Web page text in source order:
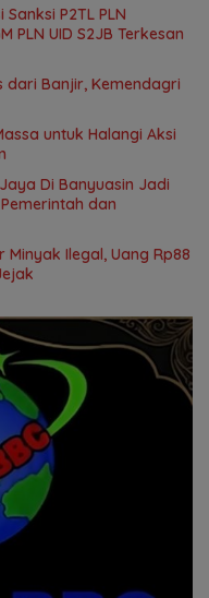
P2TL PLN
PLN UID S2JB Terkesan
dari Banjir, Kemendagri
untuk Halangi Aksi
Di Banyuasin Jadi
dan
Ilegal, Uang Rp88